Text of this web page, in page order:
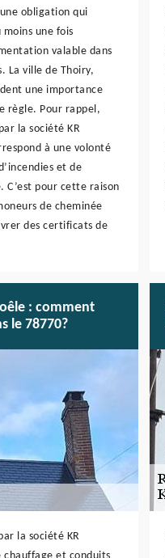
obligation qui
une fois
valable dans
La ville de Thoiry,
une importance
règle. Pour rappel,
la société KR
à une volonté
et de
C’est pour cette raison
de cheminée
des certificats de
: comment
le 78770?
la société KR